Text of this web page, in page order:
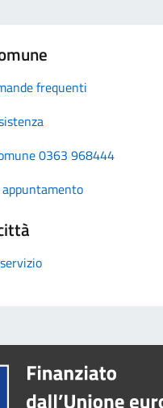
frequenti
0363 968444